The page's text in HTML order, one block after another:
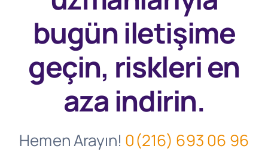
bugüniletişime
geçin, riskleri en
aza indirin.
Hemen Arayın! 0(216) 693 06 96